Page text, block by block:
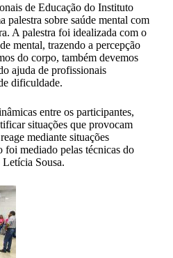
de Educação do Instituto
palestra sobre saúde mental com
A palestra foi idealizada com o
mental, trazendo a percepção
do corpo, também devemos
ajuda de profissionais
dificuldade.
entre os participantes,
situações que provocam
mediante situações
foi mediado pelas técnicas do
Sousa.